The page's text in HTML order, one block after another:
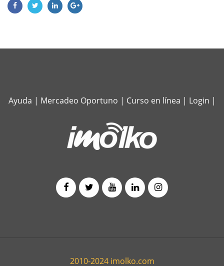
Ayuda | Mercadeo Oportuno | Curso en línea | Login |
2010-2024 imolko.com